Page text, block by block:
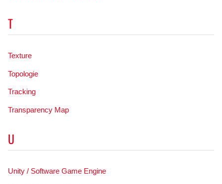
T
Texture
Topologie
Tracking
Transparency Map
U
Unity / Software Game Engine